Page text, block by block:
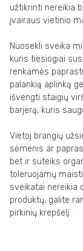
užtikrinti nereikia
įvairaus vietinio
Nuosekli sveika
kuris tiesiogiai
renkamės
palankią aplinką
išvengti staigių
barjerą, kuris
Vietoj brangių
sėmenis ar
bet ir suteiks
toleruojamų
sveikatai nereikia
produktų, galite
pirkinių krepšelį.